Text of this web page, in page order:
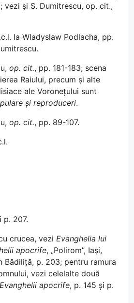
vezi și S. Dumitrescu, op. cit.,
la Wladyslaw Podlacha, pp.
op. cit., pp. 181-183; scena
Raiului, precum și alte
ale Voronețului sunt
și reproduceri.
op. cit., pp. 89-107.
p. 207.
crucea, vezi Evanghelia lui
apocrife, „Polirom”, Iași,
Bădiliță, p. 203; pentru ramura
vezi celelalte două
Evanghelii apocrife, p. 145 și p.